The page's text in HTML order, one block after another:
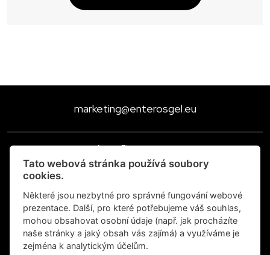
marketing@enterosgel.eu
Asure Pharma s.r.o.,
Pátkova 831/7, Libeň, 182 00 Praha 8
IČO: 08692513 DIČ: CZ08692513
Výrobce:
Bioline Products s.r.o.
Pátkova 831, Libeň, 182 00 Praha 8
Tato webová stránka používá soubory
cookies.
Některé jsou nezbytné pro správné fungování webové
prezentace. Další, pro které potřebujeme váš souhlas,
mohou obsahovat osobní údaje (např. jak procházíte
naše stránky a jaký obsah vás zajímá) a využíváme je
zejména k analytickým účelům.